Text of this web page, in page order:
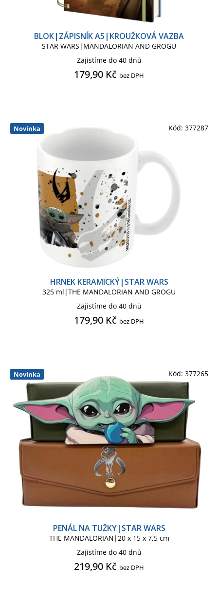
STOR, S.L.
Figurka svítící ICONS
Foto rámeček Hračka
Hrnek cestovní - termo
Kalendář mini Kalendář stolní
Knižní záložka Láhev na pití
Magnet Mikina pánská
Obraz 3D proměňovací
Odznak, placka
Peněženka
Plakát na dveře
Podložka pod myš
Ponožky dětské Ponožky pánské
Přívěsek - klíčenka
Psací pero, propiska
Samolepky Sety školních potřeb
Sklenice Světlo lampička
BLOK|ZÁPISNÍK A5|KROUŽKOVÁ VAZBA
STAR WARS|MANDALORIAN AND GROGU
Zajistíme do 40 dnů
179,90 Kč bez DPH
Novinka
HRNEK KERAMICKÝ|STAR WARS
325 ml|THE MANDALORIAN AND GROGU
Zajistíme do 40 dnů
179,90 Kč bez DPH
Kód: 377287
Novinka
PENÁL NA TUŽKY|STAR WARS
THE MANDALORIAN|20 x 15 x 7,5 cm
Zajistíme do 40 dnů
219,90 Kč bez DPH
Kód: 377265